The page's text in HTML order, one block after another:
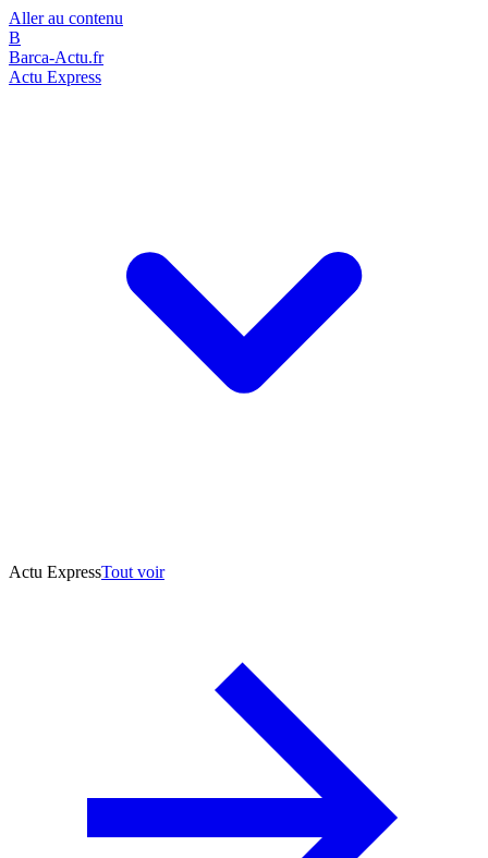
Aller au contenu
B
Barca-Actu.fr
Actu Express
Actu ExpressTout voir